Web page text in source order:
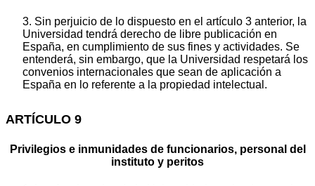
3. Sin perjuicio de lo dispuesto en el artículo 3 anterior, la
Universidad tendrá derecho de libre publicación en
España, en cumplimiento de sus fines y actividades. Se
entenderá, sin embargo, que la Universidad respetará los
convenios internacionales que sean de aplicación a
España en lo referente a la propiedad intelectual.
ARTÍCULO 9
Privilegios e inmunidades de funcionarios, personal del
instituto y peritos